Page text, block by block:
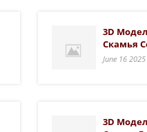
3D
Скамья
June 16 2025
3D